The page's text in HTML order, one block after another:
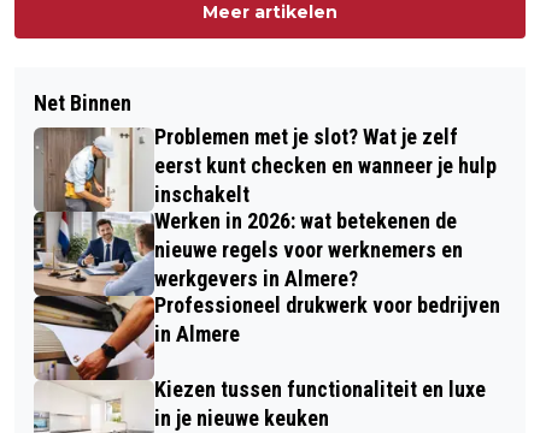
Meer artikelen
Net Binnen
Problemen met je slot? Wat je zelf
eerst kunt checken en wanneer je hulp
inschakelt
Werken in 2026: wat betekenen de
nieuwe regels voor werknemers en
werkgevers in Almere?
Professioneel drukwerk voor bedrijven
in Almere
Kiezen tussen functionaliteit en luxe
in je nieuwe keuken